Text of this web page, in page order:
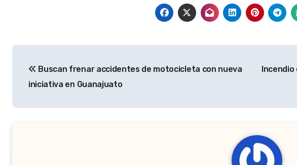
de
Buscan frenar accidentes de motocicleta con nueva
iniciativa en Guanajuato
Incendio